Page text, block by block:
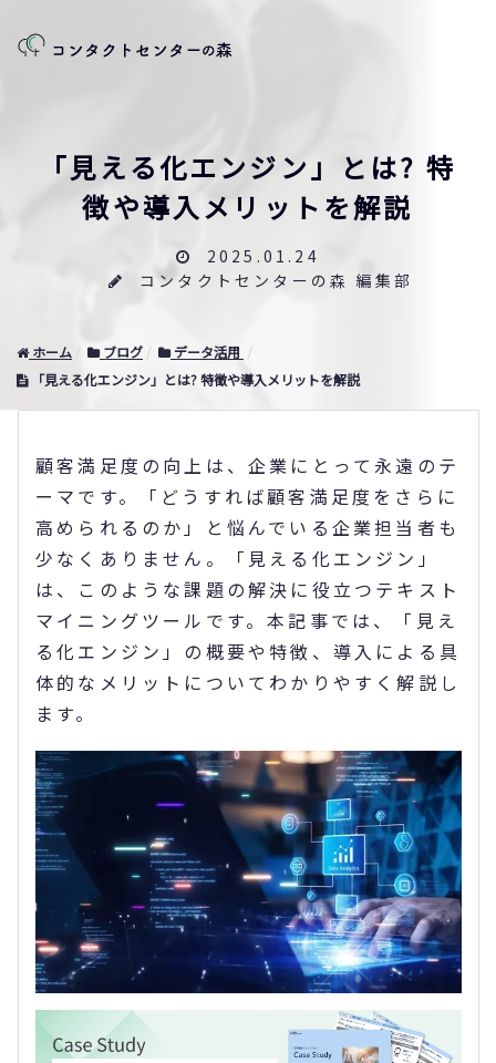
「見える化エンジン」とは? 特
徴や導入メリットを解説
2025.01.24
コンタクトセンターの森 編集部
ホーム ブログ
データ活用
「見える化エンジン」とは? 特徴や導入メリットを解説
顧客満足度の向上は、企業にとって永遠のテ
ーマです。「どうすれば顧客満足度をさらに
高められるのか」と悩んでいる企業担当者も
少なくありません。「見える化エンジン」
は、このような課題の解決に役立つテキスト
マイニングツールです。本記事では、「見え
る化エンジン」の概要や特徴、導入による具
体的なメリットについてわかりやすく解説し
ます。